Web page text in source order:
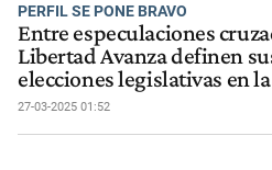
PERFIL SE PONE BRAVO
Entre especulaciones
Libertad Avanza definen
elecciones legislativas en
27-03-2025 01:52